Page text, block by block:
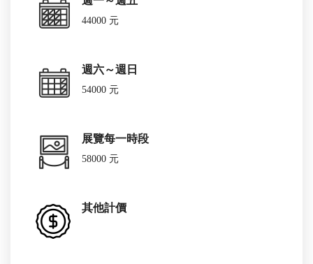
44000 元
週六～週日
54000 元
展覽每一時段
58000 元
其他計價